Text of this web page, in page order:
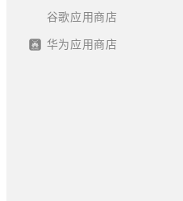
谷歌应用商店
华为应用商店